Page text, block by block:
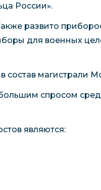
России».
развито
для военных
магистрали
спросом
являются: